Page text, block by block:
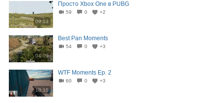
09:13
Просто Xbox One в PUBG
59 0 +2
04:09
Best Pan Moments
54 0 +3
10:10
WTF Moments Ep. 2
60 0 +3